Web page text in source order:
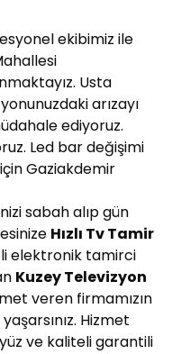
ekibimiz ile
Usta
arızayı
ediyoruz.
Led bar değişimi
Gaziakdemir
sabah alıp gün
Hızlı Tv Tamir
elektronik tamirci
Kuzey Televizyon
veren firmamızın
Hizmet
ve kaliteli garantili